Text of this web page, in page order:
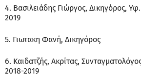
4. Βασιλειάδης Γιώργος, Δικηγόρος,
2019
5. Γιωτακη Φανή, Δικηγόρος
6. Καιδατζής, Ακρίτας,
2018-2019